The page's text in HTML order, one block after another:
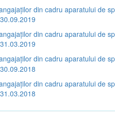
din cadru aparatului de
din cadru aparatului de
din cadru aparatului de
din cadru aparatului de